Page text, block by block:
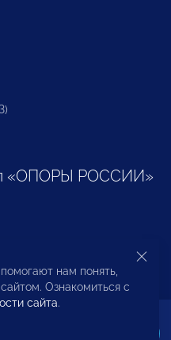
«ОПОРЫ РОССИИ»
и
нам понять,
Ознакомиться с
сайта.